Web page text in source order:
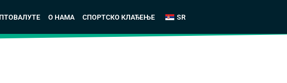
О НАМА СПОРТСКО КЛАЂЕЊЕ SR